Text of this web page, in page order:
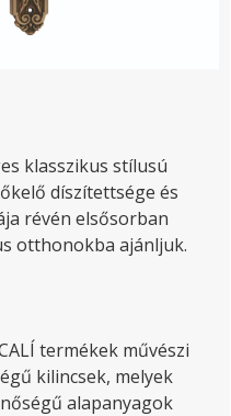
klasszikus stílusú
díszítettsége és
révén elsősorban
otthonokba ajánljuk.
termékek művészi
kilincsek, melyek
alapanyagok